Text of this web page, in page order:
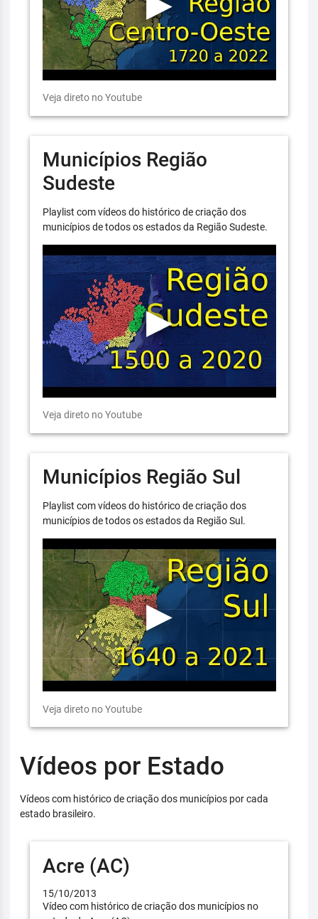
Veja direto no Youtube
Municípios Região
Sudeste
Playlist com vídeos do histórico de criação dos
municípios de todos os estados da Região Sudeste.
Veja direto no Youtube
Municípios Região Sul
Playlist com vídeos do histórico de criação dos
municípios de todos os estados da Região Sul.
Veja direto no Youtube
Vídeos por Estado
Vídeos com histórico de criação dos municípios por cada
estado brasileiro.
Acre (AC)
15/10/2013
Vídeo com histórico de criação dos municípios no